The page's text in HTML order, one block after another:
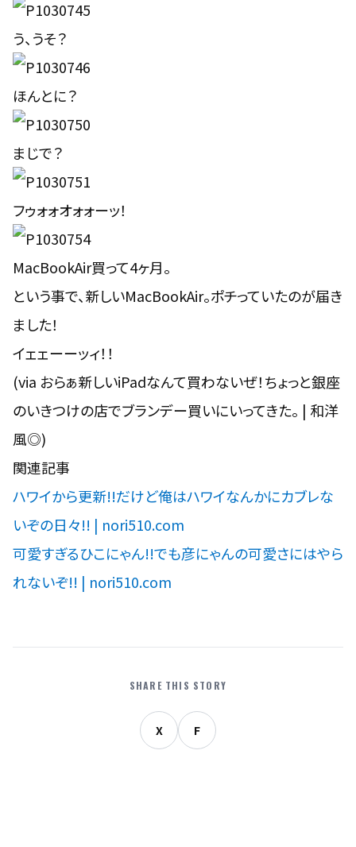
う、うそ？
ほんとに？
まじで？
フゥォォオォォーッ！
MacBookAir買って4ヶ月。
という事で、新しいMacBookAir。ポチっていたのが届き
ました！
イェェーーッィ！！
(via おらぁ新しいiPadなんて買わないぜ！ちょっと銀座
のいきつけの店でブランデー買いにいってきた。 | 和洋
風◎)
関連記事
ハワイから更新!!だけど俺はハワイなんかにカブレな
いぞの日々!! | nori510.com
可愛すぎるひこにゃん!!でも彦にゃんの可愛さにはやら
れないぞ!! | nori510.com
SHARE THIS STORY
X F